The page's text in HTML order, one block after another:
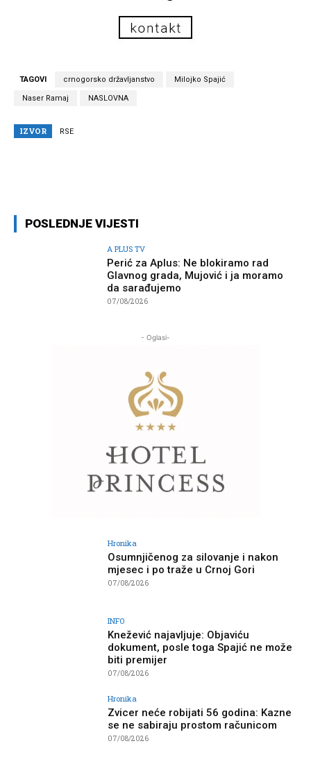
TAGOVI crnogorsko državljanstvo Milojko Spajić
Naser Ramaj NASLOVNA
IZVOR RSE
POSLEDNJE VIJESTI
A PLUS TV
Perić za Aplus: Ne blokiramo rad
Glavnog grada, Mujović i ja moramo
da sarađujemo
07/08/2026
- Oglasi-
Hronika
Osumnjičenog za silovanje i nakon
mjesec i po traže u Crnoj Gori
07/08/2026
INFO
Knežević najavljuje: Objaviću
dokument, posle toga Spajić ne može
biti premijer
07/08/2026
Hronika
Zvicer neće robijati 56 godina: Kazne
se ne sabiraju prostom računicom
07/08/2026